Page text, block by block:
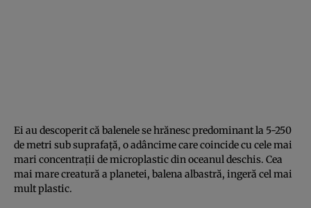
Ei au descoperit că balenele se hrănesc predominant la 5-250
de metri sub suprafață, o adâncime care coincide cu cele mai
mari concentrații de microplastic din oceanul deschis. Cea
mai mare creatură a planetei, balena albastră, ingeră cel mai
mult plastic.